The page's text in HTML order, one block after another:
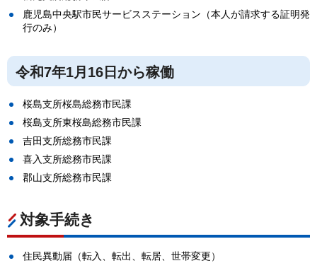
鹿児島中央駅市民サービスステーション（本人が請求する証明発
行のみ）
令和7年1月16日から稼働
桜島支所桜島総務市民課
桜島支所東桜島総務市民課
吉田支所総務市民課
喜入支所総務市民課
郡山支所総務市民課
対象手続き
住民異動届（転入、転出、転居、世帯変更）